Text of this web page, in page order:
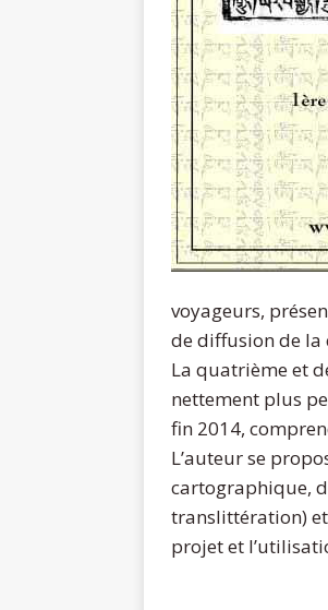
voyageurs,
de diffusion de la
La quatrième et
nettement plus
fin 2014,
L’auteur se
cartographique,
translittération)
projet et